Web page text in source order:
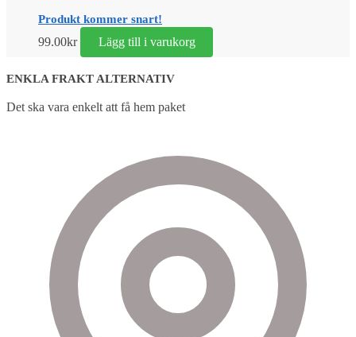
Produkt kommer snart!
99.00kr Lägg till i varukorg
ENKLA FRAKT ALTERNATIV
Det ska vara enkelt att få hem paket